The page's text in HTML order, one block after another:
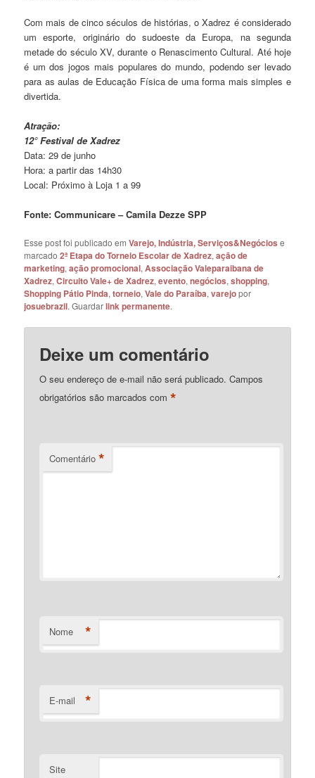
Com mais de cinco séculos de histórias, o Xadrez é considerado
um esporte, originário do sudoeste da Europa, na segunda
metade do século XV, durante o Renascimento Cultural. Até hoje
é um dos jogos mais populares do mundo, podendo ser levado
para as aulas de Educação Física de uma forma mais simples e
divertida.
Atração:
12° Festival de Xadrez
Data: 29 de junho
Hora: a partir das 14h30
Local: Próximo à Loja 1 a 99
Fonte: Communicare – Camila Dezze SPP
Esse post foi publicado emVarejo, Indústria, Serviços&Negócios e
marcado2ª Etapa do Torneio Escolar de Xadrez,ação de
marketing,ação promocional,Associação Valeparaibana de
Xadrez,Circuito Vale+ de Xadrez,evento,negócios,shopping,
Shopping Pátio Pinda,torneio,Vale do Paraíba,varejopor
josuebrazil. Guardarlink permanente.
Deixe um comentário
O seu endereço de e-mail não será publicado. Campos
obrigatórios são marcados com*
Comentário *
Nome *
E-mail *
Site